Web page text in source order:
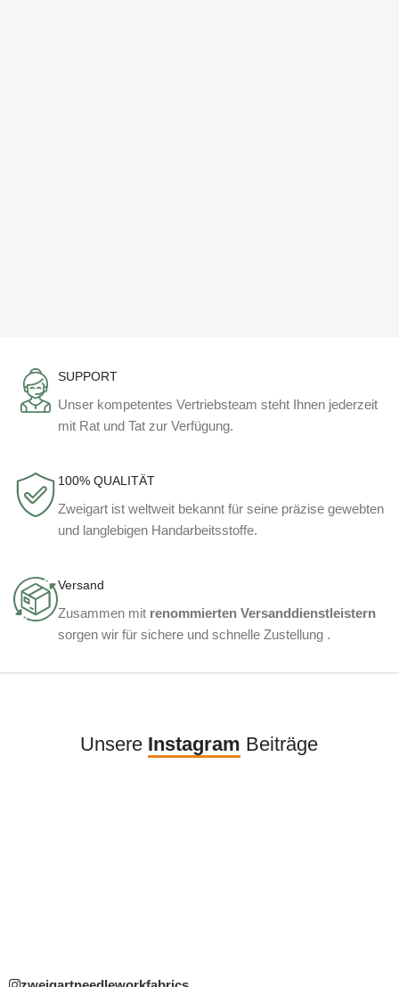
SUPPORT
Unser kompetentes Vertriebsteam steht Ihnen jederzeit
mit Rat und Tat zur Verfügung.
100% QUALITÄT
Zweigart ist weltweit bekannt für seine präzise gewebten
und langlebigen Handarbeitsstoffe.
Versand
Zusammen mit renommierten Versanddienstleistern
sorgen wir für sichere und schnelle Zustellung .
Unsere Instagram Beiträge